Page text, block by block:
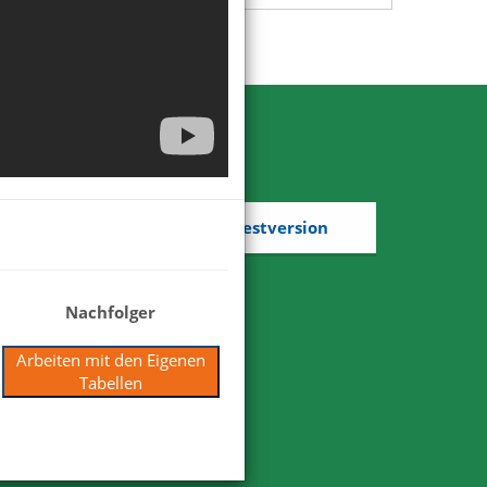
Nachfolger
Arbeiten mit den Eigenen
Tabellen
Kostenlose Testversion